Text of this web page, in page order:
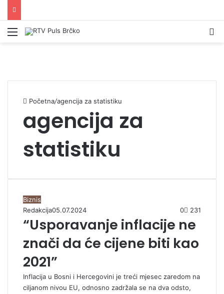
Izbornik
Početna/agencija za statistiku
agencija za
statistiku
Biznis
Redakcija05.07.2024 0 231
“Usporavanje inflacije ne
znači da će cijene biti kao
2021”
Inflacija u Bosni i Hercegovini je treći mjesec zaredom na
ciljanom nivou EU, odnosno zadržala se na dva odsto,